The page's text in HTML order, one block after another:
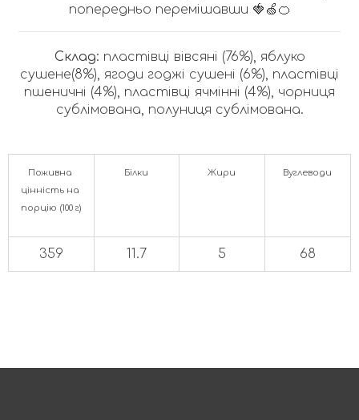
попередньо перемішавши 🍓🍏🍊
Склад: пластівці вівсяні (76%), яблуко
сушене(8%), ягоди годжі сушені (6%), пластівці
пшеничні (4%), пластівці ячмінні (4%), чорниця
сублімована, полуниця сублімована.
Поживна
цінність на
порцію (100 г)
Білки Жири Вуглеводи
359 11.7 5 68